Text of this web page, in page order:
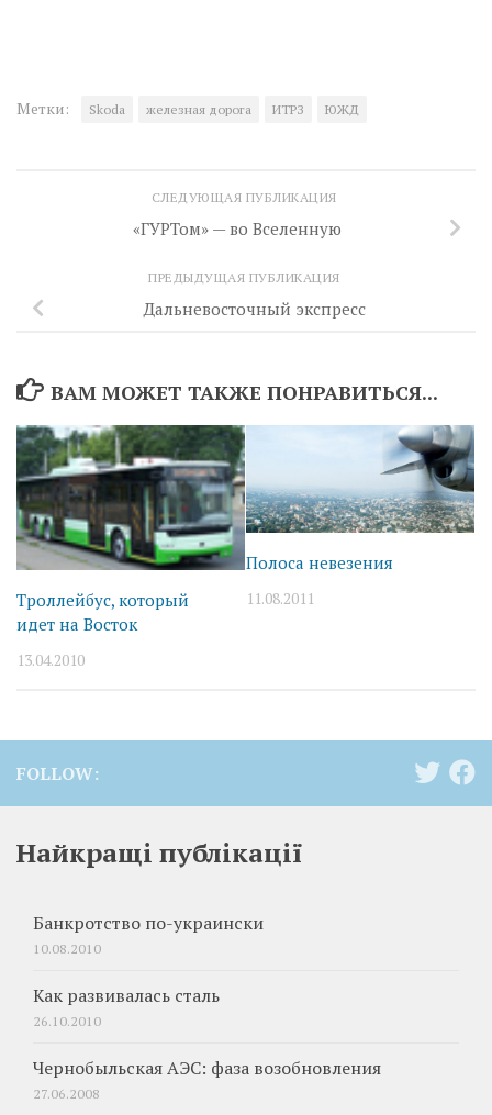
Метки: Skoda железная дорога ИТРЗ ЮЖД
СЛЕДУЮЩАЯ ПУБЛИКАЦИЯ
«ГУРТом» — во Вселенную
ПРЕДЫДУЩАЯ ПУБЛИКАЦИЯ
Дальневосточный экспресс
ВАМ МОЖЕТ ТАКЖЕ ПОНРАВИТЬСЯ...
Троллейбус, который
идет на Восток
13.04.2010
Полоса невезения
11.08.2011
FOLLOW:
Найкращі публікації
Банкротство по-украински
10.08.2010
Как развивалась сталь
26.10.2010
Чернобыльская АЭС: фаза возобновления
27.06.2008